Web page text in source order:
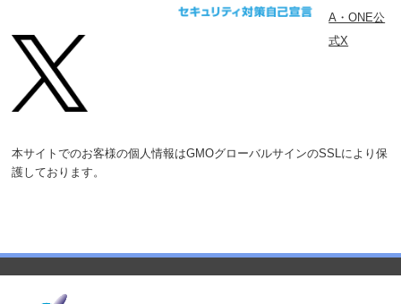
A・ONE公
式X
本サイトでのお客様の個人情報はGMOグローバルサインのSSLにより保
護しております。